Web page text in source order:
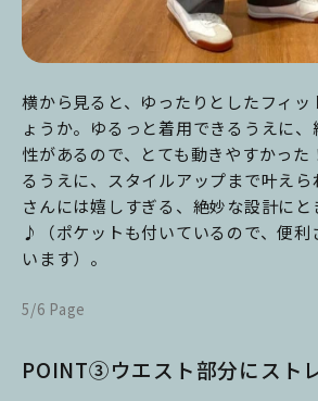
横から見ると、ゆったりとしたフィッ
ょうか。ゆるっと着用できるうえに
性があるので、とても動きやすかった
るうえに、スタイルアップまで叶え
さんには嬉しすぎる、絶妙な設計に
♪（ポケットも付いているので、便利
います）。
5/6 Page
POINT③ウエスト部分にスト